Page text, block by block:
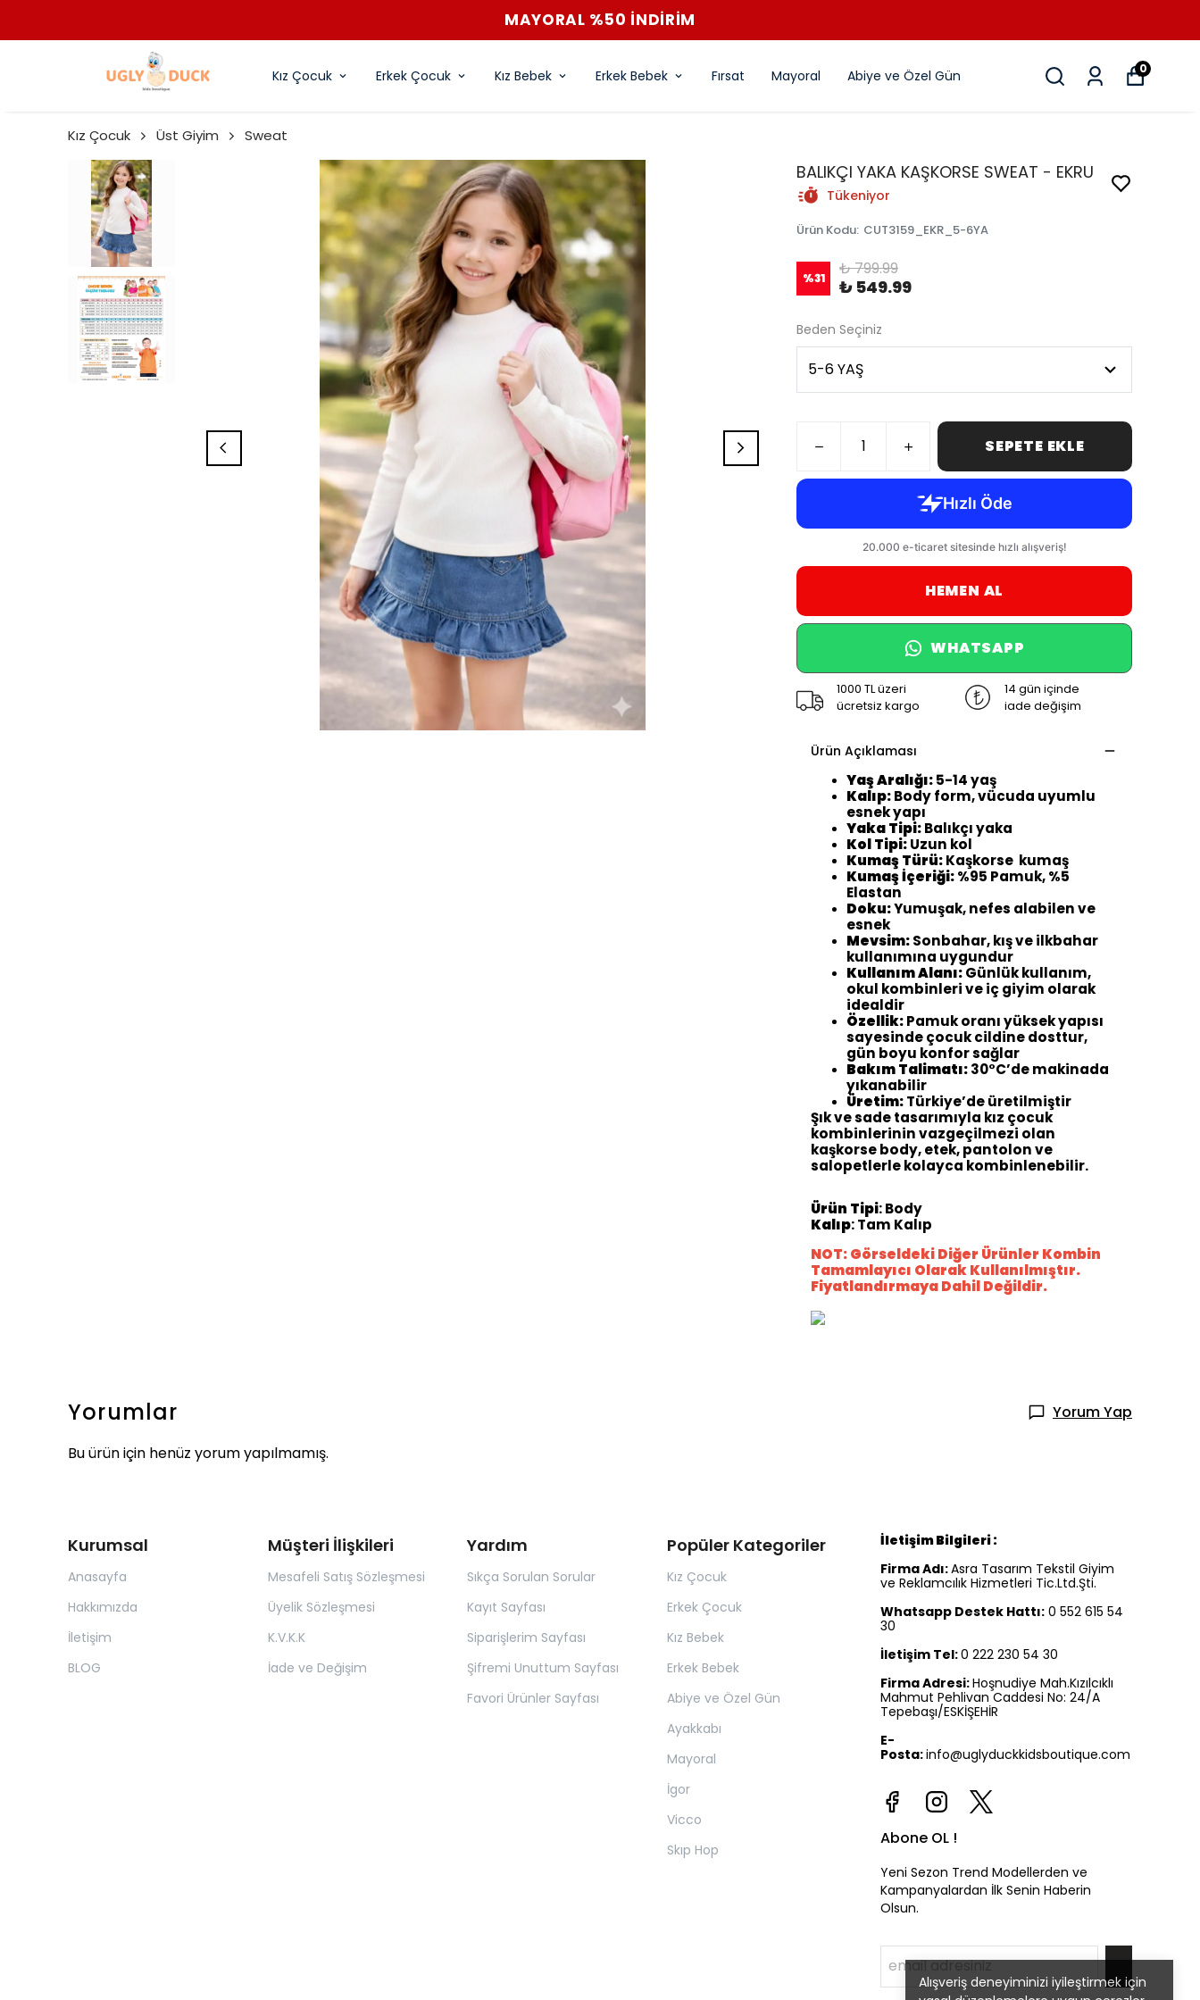
MAYORAL %50 İNDİRİM
Kız Çocuk Erkek Çocuk Kız Bebek Erkek Bebek Fırsat Mayoral Abiye ve Özel Gün 0
Alışveriş deneyiminizi iyileştirmek için
Kız Çocuk Üst Giyim Sweat
BALIKÇI YAKA KAŞKORSE SWEAT - EKRU
Tükeniyor
Ürün Kodu: CUT3159_EKR_5-6YA
%31 ₺ 799.99
₺ 549.99
Beden Seçiniz
SEPETE EKLE
HEMEN AL
WHATSAPP
1000 TL üzeri
ücretsiz kargo
14 gün içinde
iade değişim
Ürün Açıklaması
Yaş Aralığı:5-14 yaş
Kalıp:Body form, vücuda uyumlu
esnek yapı
Yaka Tipi:Balıkçı yaka
Kol Tipi:Uzun kol
Kumaş Türü:Kaşkorse kumaş
Kumaş İçeriği:%95 Pamuk, %5
Elastan
Doku:Yumuşak, nefes alabilen ve
esnek
Mevsim:Sonbahar, kış ve ilkbahar
kullanımına uygundur
Kullanım Alanı:Günlük kullanım,
okul kombinleri ve iç giyim olarak
idealdir
Özellik:Pamuk oranı yüksek yapısı
sayesinde çocuk cildine dosttur,
gün boyu konfor sağlar
Bakım Talimatı:30°C’de makinada
yıkanabilir
Üretim:Türkiye’de üretilmiştir
Şık ve sade tasarımıyla kız çocuk
kombinlerinin vazgeçilmezi olan
kaşkorse body, etek, pantolon ve
salopetlerle kolayca kombinlenebilir.
Ürün Tipi: Body
Kalıp: Tam Kalıp
NOT: Görseldeki Diğer Ürünler Kombin
Tamamlayıcı Olarak Kullanılmıştır.
Fiyatlandırmaya Dahil Değildir.
Yorumlar
Yorum Yap
Bu ürün için henüz yorum yapılmamış.
Kurumsal
Anasayfa
Hakkımızda
İletişim
BLOG
Müşteri İlişkileri
Mesafeli Satış Sözleşmesi
Üyelik Sözleşmesi
K.V.K.K
İade ve Değişim
Yardım
Sıkça Sorulan Sorular
Kayıt Sayfası
Siparişlerim Sayfası
Şifremi Unuttum Sayfası
Favori Ürünler Sayfası
Popüler Kategoriler
Kız Çocuk
Erkek Çocuk
Kız Bebek
Erkek Bebek
Abiye ve Özel Gün
Ayakkabı
Mayoral
İgor
Vicco
Skıp Hop
İletişim Bilgileri :
Firma Adı:Asra Tasarım Tekstil Giyim
ve Reklamcılık Hizmetleri Tic.Ltd.Şti.
Whatsapp Destek Hattı: 0 552 615 54
30
İletişim Tel:0 222 230 54 30
Firma Adresi:Hoşnudiye Mah.Kızılcıklı
Mahmut Pehlivan Caddesi No: 24/A
Tepebaşı/ESKİŞEHİR
E-
Posta:info@uglyduckkidsboutique.com
Abone OL !
Yeni Sezon Trend Modellerden ve
Kampanyalardan İlk Senin Haberin
Olsun.